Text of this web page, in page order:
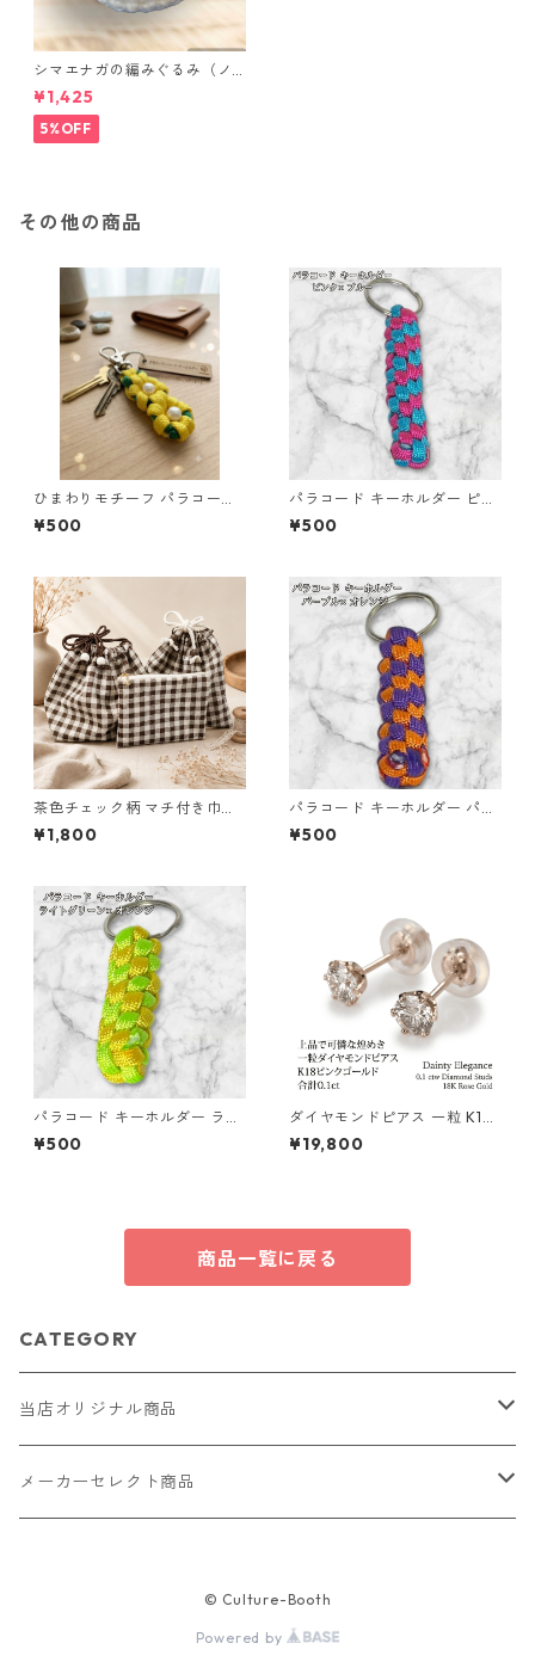
シマエナガの編みぐるみ（ノ
ーマル）
¥1,425
5%OFF
その他の商品
ひまわりモチーフ パラコード
キーホルダー s44 アウトドア
¥500
パラコード キーホルダー ピン
ク ブルー 編み込み s38 アウト
ドア
¥500
茶色チェック柄 マチ付き巾
着・巾着・ミニポーチ 3点セッ
ト O66 巾着袋 布小物 ハンド
¥1,800
パラコード キーホルダー パー
プル オレンジ 編み込み s19
¥500
パラコード キーホルダー ライ
トグリーン イエロー 編み込み
s26
¥500
ダイヤモンドピアス 一粒 K18
ピンクゴールド 合計0.1ct ス
タッドピアス おしゃれ シンプ
¥19,800
商品一覧に戻る
CATEGORY
当店オリジナル商品
レザー（革）
メーカーセレクト商品
© Culture-Booth
Powered by